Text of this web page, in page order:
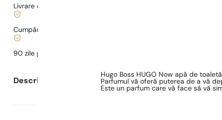
Livrare de la
Cumpărături și plăți sigure
90 zile pentru a
Descrierea parfumului
Hugo Boss HUGO Now apă de
Parfumul vă oferă puterea de a vă
Este un parfum care vă face să vă